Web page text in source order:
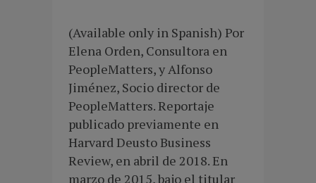
(Available only in Spanish) Por
Elena Orden, Consultora en
PeopleMatters, y Alfonso
Jiménez, Socio director de
PeopleMatters. Reportaje
publicado previamente en
Harvard Deusto Business
Review, en abril de 2018. En
marzo de 2015, bajo el titular